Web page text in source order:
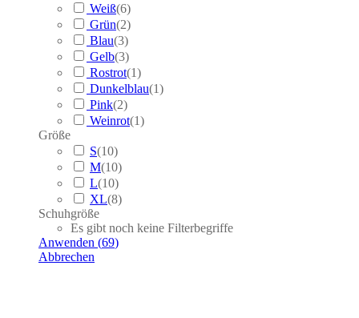
Weiß(6)
Grün(2)
Blau(3)
Gelb(3)
Rostrot(1)
Dunkelblau(1)
Pink(2)
Weinrot(1)
Größe
S(10)
M(10)
L(10)
XL(8)
Schuhgröße
Es gibt noch keine Filterbegriffe
Anwenden (69)
Abbrechen